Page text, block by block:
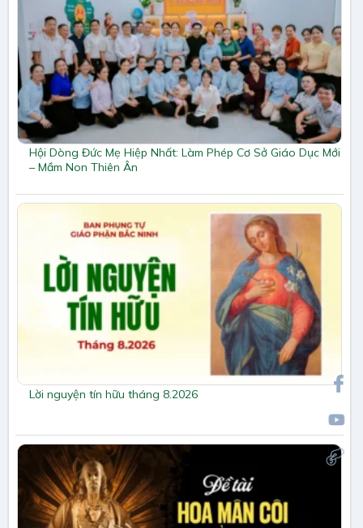
Hội Dòng Đức Mẹ Hiệp Nhất: Làm Phép Cơ Sở Giáo Dục Mới
– Mầm Non Thiên Ân
Lời nguyện tín hữu tháng 8.2026